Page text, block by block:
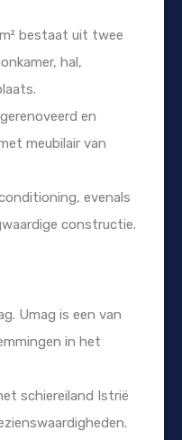
bestaat uit twee
hal,
en
meubilair van
evenals
constructie.
Umag is een van
in het
schiereiland Istrië